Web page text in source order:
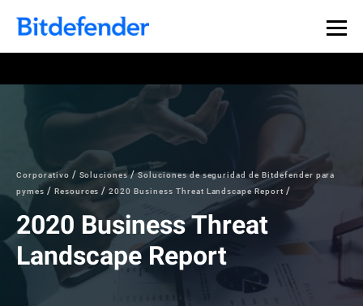
Corporativo Soluciones
Soluciones de seguridad de Bitdefender para
pymes
Resources 2020 Business Threat Landscape Report
2020 Business Threat
Landscape Report